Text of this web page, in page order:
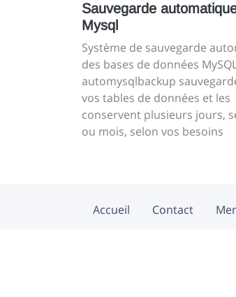
Sauvegarde
Mysql
Système de sauvegarde
des bases de données
automysqlbackup
vos tables de données et les
conservent plusieurs jours,
ou mois, selon vos besoins
Accueil Contact